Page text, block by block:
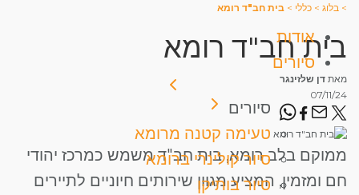
אודות
סיורים
סיורים
טעימה קטנה מרומא
סיור קולינרי ברומא
סיור בותיקן
> בלוג > כללי > בית חב"ד רומא
בית חב"ד רומא
מאת דן שלזינגר
07/11/24
ממוקם בלב רומא, בית חב"ד משמש כמרכז יהודי
חם ומזמין, המציע מגוון שירותים חיוניים לתיירים